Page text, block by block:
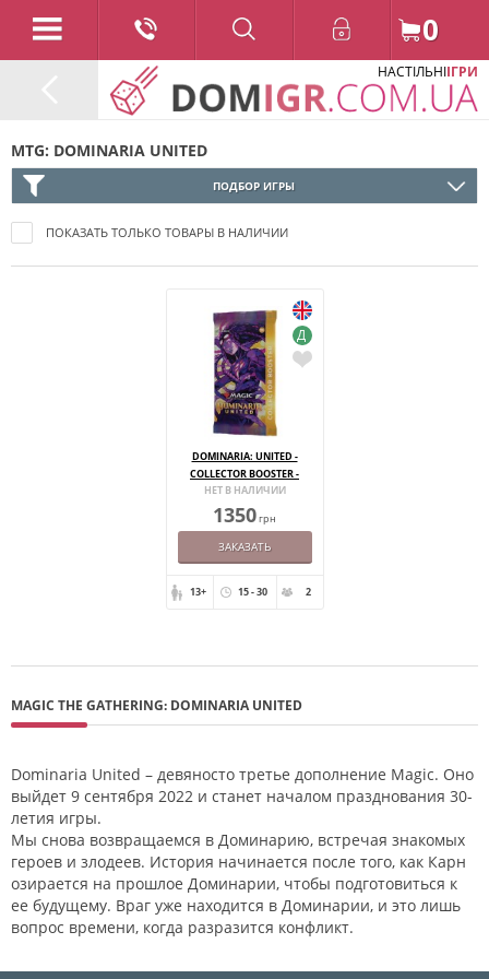
0
НАСТІЛЬНІІГРИ
MTG: DOMINARIA UNITED
ПОДБОР ИГРЫ
ПОКАЗАТЬ ТОЛЬКО ТОВАРЫ В НАЛИЧИИ
Д
DOMINARIA: UNITED -
COLLECTOR BOOSTER -
MAGIC THE GATHERING
(АНГЛ)
НЕТ В НАЛИЧИИ
1350грн
ЗАКАЗАТЬ
13+ 15 - 30 2
MAGIC THE GATHERING: DOMINARIA UNITED
Dominaria United – девяносто третье дополнение Magic. Оно
выйдет 9 сентября 2022 и станет началом празднования 30-
летия игры.
Мы снова возвращаемся в Доминарию, встречая знакомых
героев и злодеев. История начинается после того, как Карн
озирается на прошлое Доминарии, чтобы подготовиться к
ее будущему. Враг уже находится в Доминарии, и это лишь
вопрос времени, когда разразится конфликт.